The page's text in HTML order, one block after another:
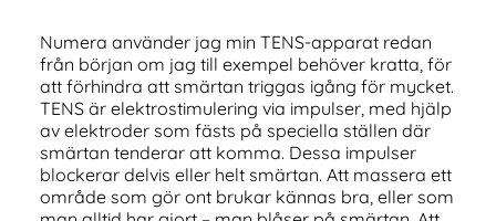
Numera använder jag min TENS-apparat redan
från början om jag till exempel behöver kratta, för
att förhindra att smärtan triggas igång för mycket.
TENS är elektrostimulering via impulser, med hjälp
av elektroder som fästs på speciella ställen där
smärtan tenderar att komma. Dessa impulser
blockerar delvis eller helt smärtan. Att massera ett
område som gör ont brukar kännas bra, eller som